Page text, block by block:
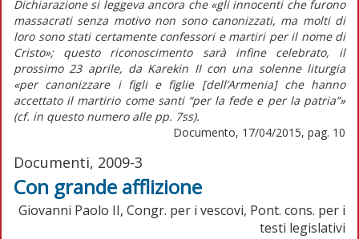
Dichiarazione si leggeva ancora che «gli innocenti che furono
massacrati senza motivo non sono canonizzati, ma molti di
loro sono stati certamente confessori e martiri per il nome di
Cristo»; questo riconoscimento sarà infine celebrato, il
prossimo 23 aprile, da Karekin II con una solenne liturgia
«per canonizzare i figli e figlie [dell’Armenia] che hanno
accettato il martirio come santi “per la fede e per la patria”»
(cf. in questo numero alle pp. 7ss).
Documento, 17/04/2015, pag. 10
Documenti, 2009-3
Con grande afflizione
Giovanni Paolo II, Congr. per i vescovi, Pont. cons. per i
testi legislativi